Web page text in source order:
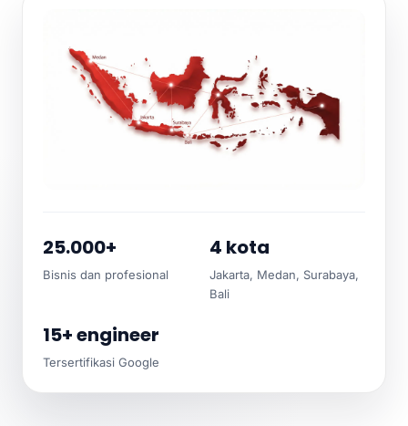
25.000+
Bisnis dan profesional
4 kota
Jakarta, Medan, Surabaya,
Bali
15+ engineer
Tersertifikasi Google